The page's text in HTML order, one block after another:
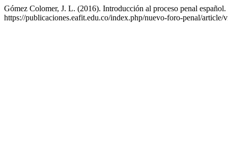
Gómez Colomer, J. L. (2016). Introducción al proceso penal español.
https://publicaciones.eafit.edu.co/index.php/nuevo-foro-penal/article/